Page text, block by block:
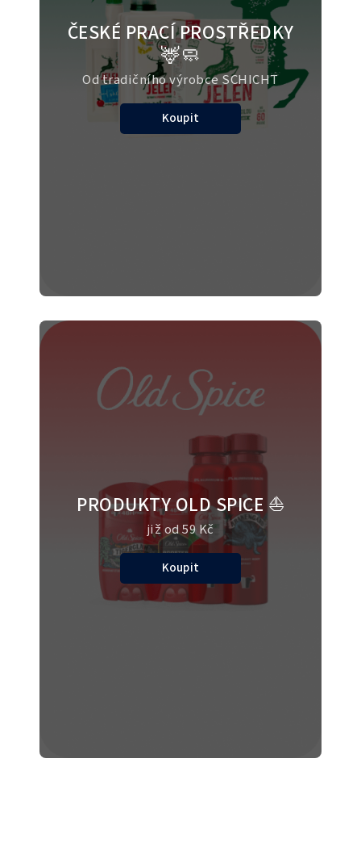
ČESKÉ PRACÍ PROSTŘEDKY
🦌🧼
Od tradičního výrobce SCHICHT
Koupit
PRODUKTY OLD SPICE ⛵
již od 59 Kč
Koupit